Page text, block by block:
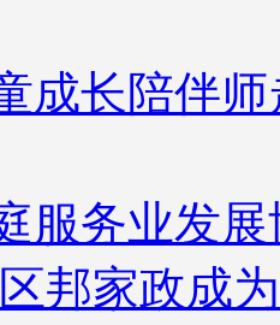
成长陪伴
服务业发
邦家政成